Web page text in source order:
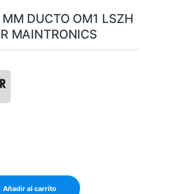
DUCTO OM1 LSZH
MAINTRONICS
LSZH DIE - ANTIROEDOR MAINTRONICS quantity
Añadir al carrito